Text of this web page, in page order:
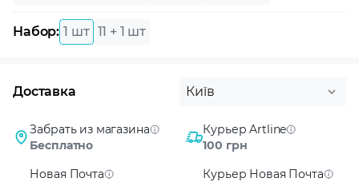
Набор: 1 шт 11 + 1 шт
Доставка Київ
Забрать из магазина
Бесплатно
Курьер Artline
100 грн
Новая Почта
Курьер Новая Почта